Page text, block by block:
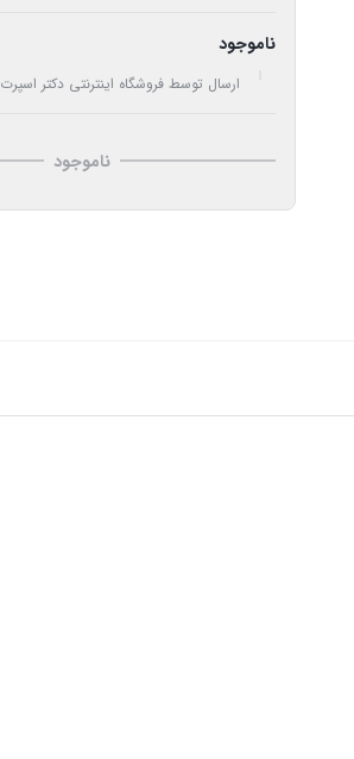
ناموجود
ارسال توسط فروشگاه اینترنتی دکتر اسپرت
ناموجود